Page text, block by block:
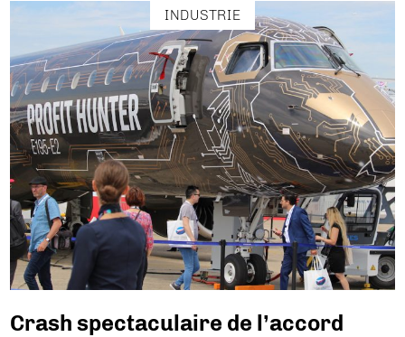
INDUSTRIE
Crash spectaculaire de l’accord